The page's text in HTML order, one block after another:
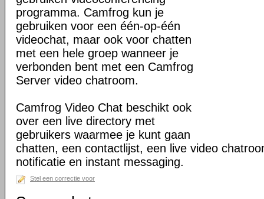
programma. Camfrog kun je
gebruiken voor een één-op-één
videochat, maar ook voor chatten
met een hele groep wanneer je
verbonden bent met een Camfrog
Server video chatroom.
Camfrog Video Chat beschikt ook
over een live directory met
gebruikers waarmee je kunt gaan
chatten, een contactlijst, een live video
notificatie en instant messaging.
Stel een correctie voor